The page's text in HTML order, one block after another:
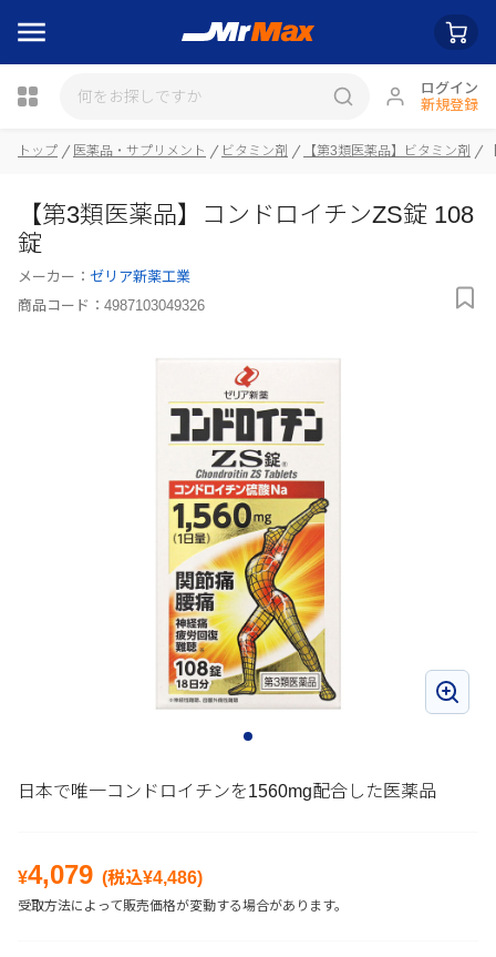
ログイン
新規登録
瓶詰
トップ 医薬品・サプリメント ビタミン剤 【第3類医薬品】ビタミン剤
【第3類医薬品】コンドロイチンZS錠 108
錠
メーカー： ゼリア新薬工業
商品コード： 4987103049326
日本で唯一コンドロイチンを1560mg配合した医薬品
¥4,079 (税込¥4,486)
受取方法によって販売価格が変動する場合があります。